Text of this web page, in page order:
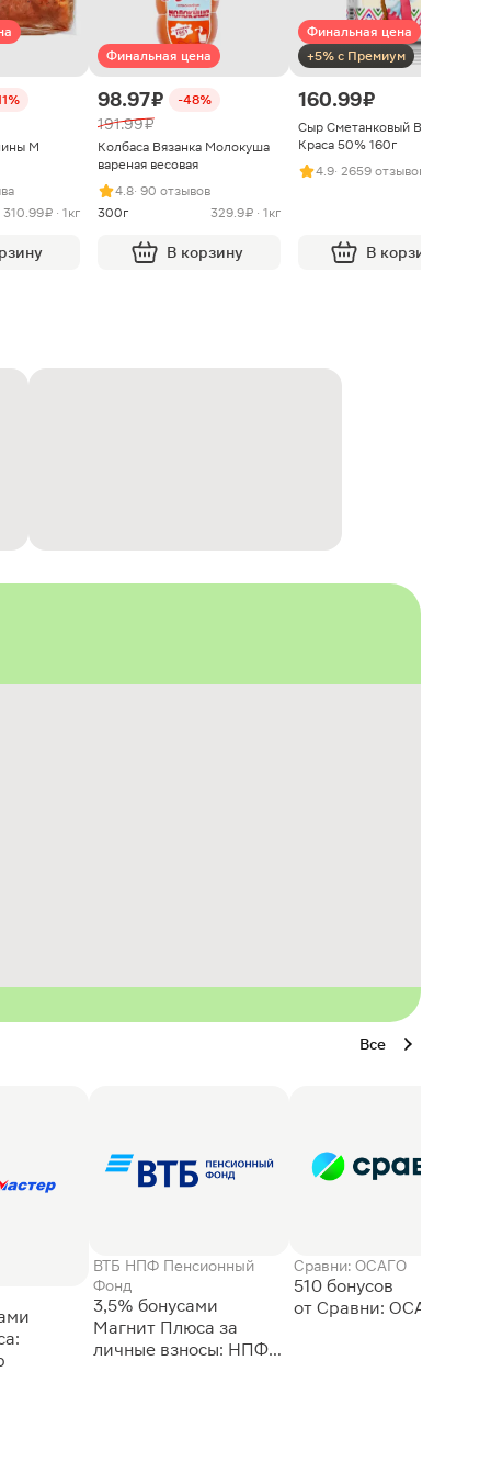
М
310.99 ₽ · 1кг
Финальная цена
98.97 ₽ -48%
191.99 ₽
Колбаса Вязанка Молокуша
вареная весовая
4.8· 90 отзывов
300г
329.9 ₽ · 1кг
В корзину
Финальная цена
+5% с Премиум
160.99 ₽
Сыр Сметанковый Варвара
Краса 50% 160г
4.9· 2659 отзывов
В корзину
Все
ВТБ НПФ Пенсионный
Фонд
3,5% бонусами
Магнит Плюса за
личные взносы: НПФ
Сравни: ОСАГО
510 бонусов